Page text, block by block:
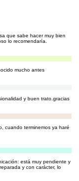
que sabe hacer muy bien
lo recomendaría.
mucho antes
y buen trato.gracias
cuando terminemos ya haré
está muy pendiente y
y con carácter, lo